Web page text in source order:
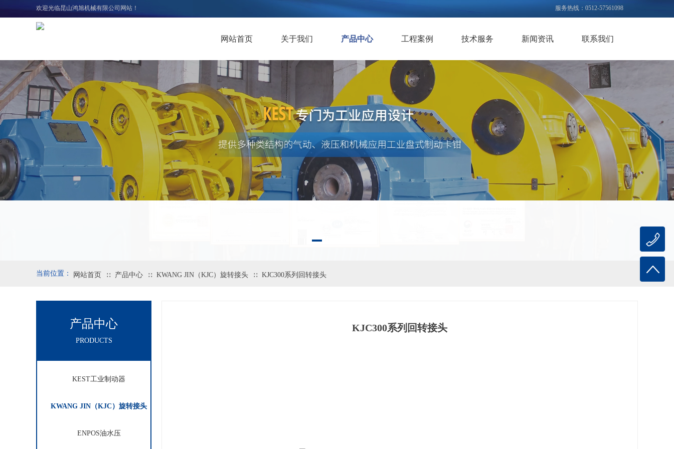
服务热线：0512-57561098
欢迎光临昆山鸿旭机械有限公司网站！
网站首页 关于我们 产品中心 工程案例 技术服务 新闻资讯 联系我们
网站首页 ∷ 产品中心 ∷ KWANG JIN（KJC）旋转接头 ∷ KJC300系列回转接头
当前位置：
KJC300系列回转接头
KEST工业制动器
KWANG JIN（KJC）旋转接头
ENPOS油水压
产品中心
PRODUCTS